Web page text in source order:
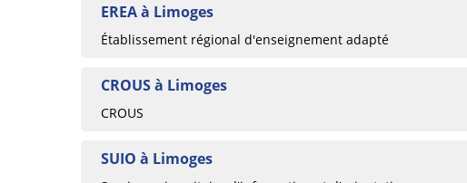
EREA à Limoges
Établissement régional d'enseignement adapté
CROUS à Limoges
CROUS
SUIO à Limoges